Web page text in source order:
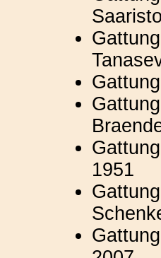
Gattung
Gattung
Gattung
Gattung
1951
Gattung
Gattung